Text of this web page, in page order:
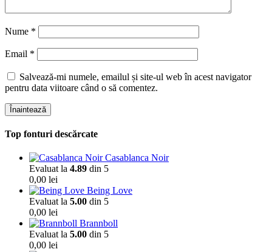
Nume *
Email *
Salvează-mi numele, emailul și site-ul web în acest navigator
pentru data viitoare când o să comentez.
Înaintează
Top fonturi descărcate
Casablanca Noir
Evaluat la 4.89 din 5
0,00 lei
Being Love
Evaluat la 5.00 din 5
0,00 lei
Brannboll
Evaluat la 5.00 din 5
0,00 lei